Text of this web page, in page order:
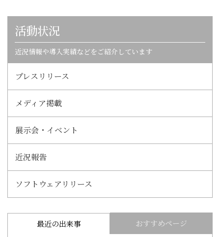
活動状況
近況情報や導入実績などをご紹介しています
プレスリリース
メディア掲載
展示会・イベント
近況報告
ソフトウェアリリース
最近の出来事 おすすめページ